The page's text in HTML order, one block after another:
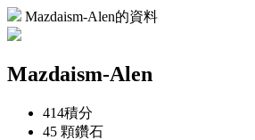
Mazdaism-Alen的資料
Mazdaism-Alen
414積分
45 顆鑽石